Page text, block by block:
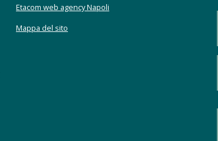
Etacom web agency Napoli
Mappa del sito